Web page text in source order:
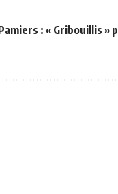
: « Gribouillis »